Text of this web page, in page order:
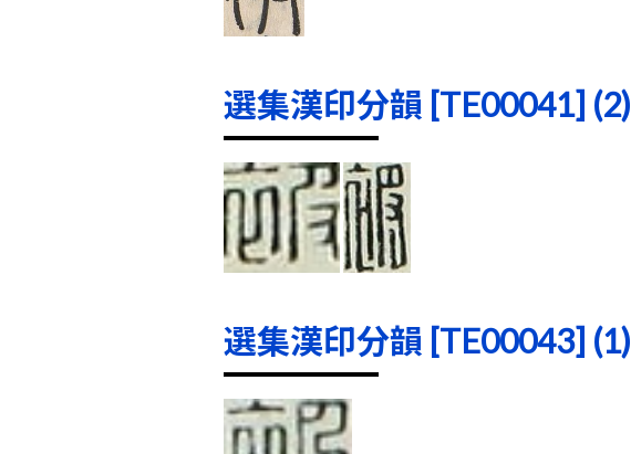
選集漢印分韻 [TE00041] (2)
選集漢印分韻 [TE00043] (1)